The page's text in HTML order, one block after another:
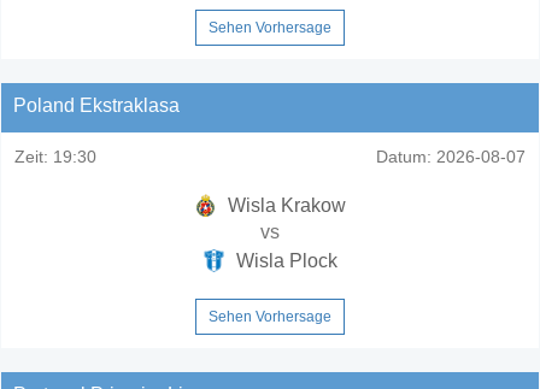
Sehen Vorhersage
Poland Ekstraklasa
Zeit: 19:30 Datum: 2026-08-07
Wisla Krakow
vs
Wisla Plock
Sehen Vorhersage